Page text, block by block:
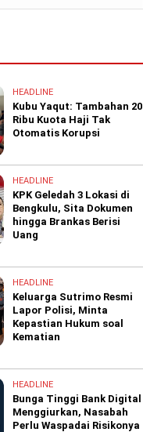
HEADLINE
Kubu Yaqut: Tambahan 20
Ribu Kuota Haji Tak
Otomatis Korupsi
HEADLINE
KPK Geledah 3 Lokasi di
Bengkulu, Sita Dokumen
hingga Brankas Berisi
Uang
HEADLINE
Keluarga Sutrimo Resmi
Lapor Polisi, Minta
Kepastian Hukum soal
Kematian
HEADLINE
Bunga Tinggi Bank Digital
Menggiurkan, Nasabah
Perlu Waspadai Risikonya